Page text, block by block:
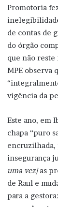
Promotoria
de contas de
do órgão
que não
MPE observa
vigência da
Este ano, em
chapa “puro
insegurança
uma vez]as
de Raul e
para a